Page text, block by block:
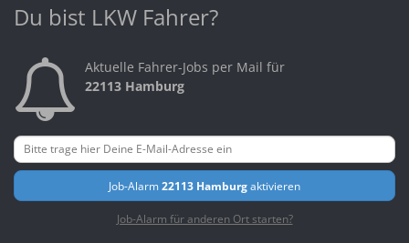
Du bist LKW Fahrer?
Aktuelle Fahrer-Jobs per Mail für
22113 Hamburg
Job-Alarm22113 Hamburgaktivieren
Job-Alarm für anderen Ort starten?